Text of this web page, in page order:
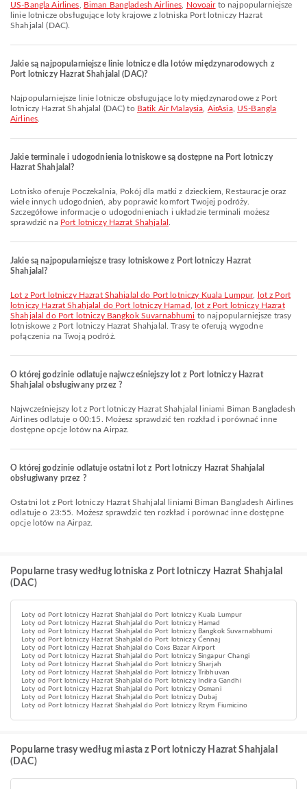
US-Bangla Airlines Biman Bangladesh Airlines Novoairto najpopularniejsze
linie lotnicze obsługujące loty krajowe z lotniska Port lotniczy Hazrat
Shahjalal (DAC).
Jakie są najpopularniejsze linie lotnicze dla lotów międzynarodowych z
Port lotniczy Hazrat Shahjalal (DAC)?
Najpopularniejsze linie lotnicze obsługujące loty międzynarodowe z Port
lotniczy Hazrat Shahjalal (DAC) to Batik Air Malaysia AirAsia, US-Bangla
Airlines
Jakie terminale i udogodnienia lotniskowe są dostępne na Port lotniczy
Hazrat Shahjalal?
Lotnisko oferuje Poczekalnia, Pokój dla matki z dzieckiem, Restauracje oraz
wiele innych udogodnień, aby poprawić komfort Twojej podróży.
Szczegółowe informacje o udogodnieniach i układzie terminali możesz
sprawdzić na Port lotniczy Hazrat Shahjalal
Jakie są najpopularniejsze trasy lotniskowe z Port lotniczy Hazrat
Shahjalal?
lot z Port lotniczy Hazrat Shahjalal do Port lotniczy Kuala Lumpur,
lot z Port
lotniczy Hazrat Shahjalal do Port lotniczy Hamad
lot z Port lotniczy Hazrat
Shahjalal do Port lotniczy Bangkok Suvarnabhumi to najpopularniejsze trasy
lotniskowe z Port lotniczy Hazrat Shahjalal. Trasy te oferują wygodne
połączenia na Twoją podróż.
O której godzinie odlatuje najwcześniejszy lot z Port lotniczy Hazrat
Shahjalal obsługiwany przez ?
Najwcześniejszy lot z Port lotniczy Hazrat Shahjalal liniami Biman Bangladesh
Airlines odlatuje o 00:15. Możesz sprawdzić ten rozkład i porównać inne
dostępne opcje lotów na Airpaz.
O której godzinie odlatuje ostatni lot z Port lotniczy Hazrat Shahjalal
obsługiwany przez ?
Ostatni lot z Port lotniczy Hazrat Shahjalal liniami Biman Bangladesh Airlines
odlatuje o 23:55. Możesz sprawdzić ten rozkład i porównać inne dostępne
opcje lotów na Airpaz.
Popularne trasy według lotniska z Port lotniczy Hazrat Shahjalal
(DAC)
Loty od Port lotniczy Hazrat Shahjalal do Port lotniczy Kuala Lumpur
Loty od Port lotniczy Hazrat Shahjalal do Port lotniczy Hamad
Loty od Port lotniczy Hazrat Shahjalal do Port lotniczy Bangkok Suvarnabhumi
Loty od Port lotniczy Hazrat Shahjalal do Port lotniczy Ćennaj
Loty od Port lotniczy Hazrat Shahjalal do Coxs Bazar Airport
Loty od Port lotniczy Hazrat Shahjalal do Port lotniczy Singapur Changi
Loty od Port lotniczy Hazrat Shahjalal do Port lotniczy Sharjah
Loty od Port lotniczy Hazrat Shahjalal do Port lotniczy Tribhuvan
Loty od Port lotniczy Hazrat Shahjalal do Port lotniczy Indira Gandhi
Loty od Port lotniczy Hazrat Shahjalal do Port lotniczy Osmani
Loty od Port lotniczy Hazrat Shahjalal do Port lotniczy Dubaj
Loty od Port lotniczy Hazrat Shahjalal do Port lotniczy Rzym Fiumicino
Popularne trasy według miasta z Port lotniczy Hazrat Shahjalal
(DAC)